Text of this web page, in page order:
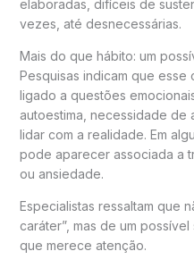
elaboradas, difíceis de
vezes, até desnecessárias.
Mais do que hábito: um
Pesquisas indicam que
ligado a questões
autoestima, necessidade de
lidar com a realidade. Em
pode aparecer associada a
ou ansiedade.
Especialistas ressaltam que
caráter”, mas de um
que merece atenção.